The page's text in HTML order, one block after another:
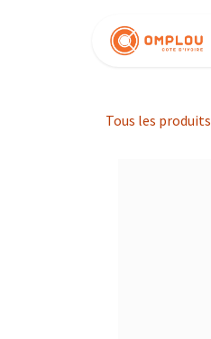
Tous les produits